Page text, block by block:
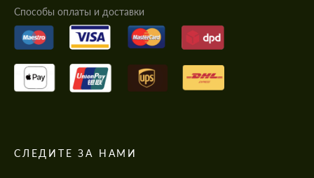
Cпособы оплаты и доставки
СЛЕДИТЕ ЗА НАМИ